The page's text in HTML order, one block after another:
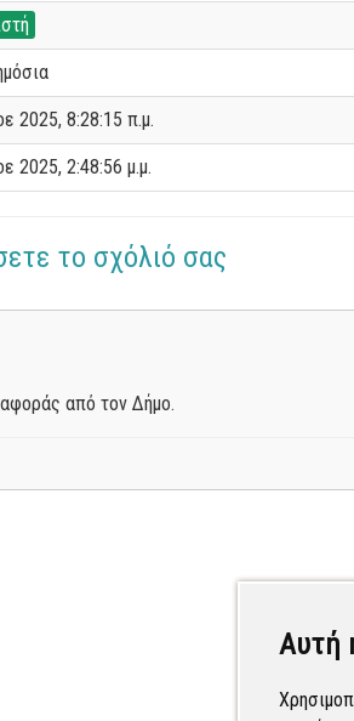
Αυτή
2025, 8:28:15 π.μ.
2025, 2:48:56 μ.μ.
το σχόλιό σας
από τον Δήμο.